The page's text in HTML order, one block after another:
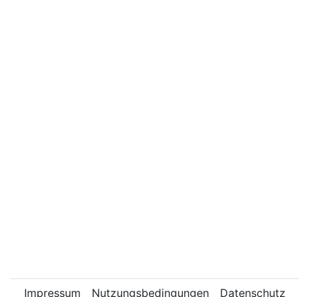
Impressum Nutzungsbedingungen Datenschutz